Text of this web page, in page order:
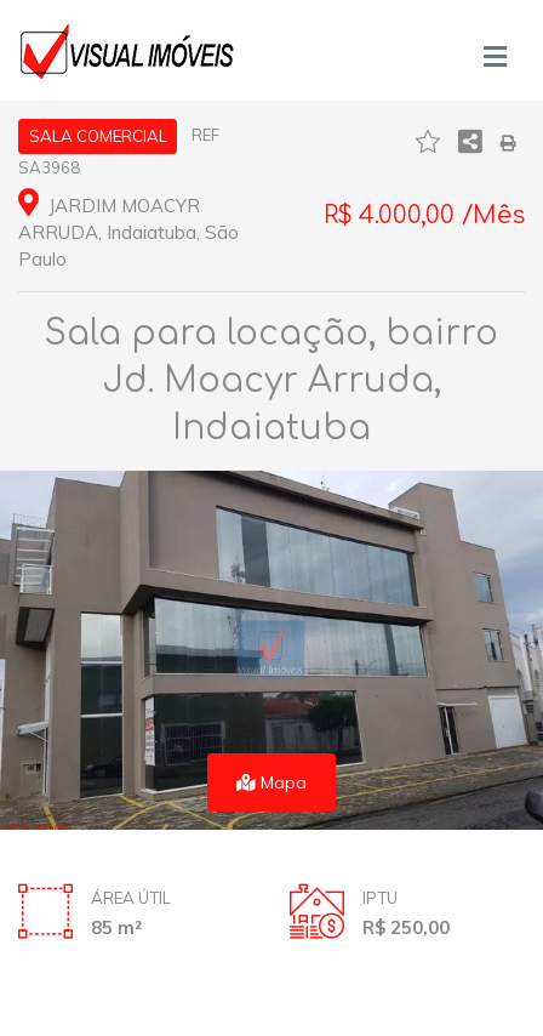
SALA COMERCIAL
REF
SA3968
JARDIM MOACYR
ARRUDA, Indaiatuba, São
Paulo
R$ 4.000,00 /Mês
Sala para locação, bairro
Jd. Moacyr Arruda,
Indaiatuba
Mapa
ÁREA ÚTIL
85 m²
IPTU
R$ 250,00